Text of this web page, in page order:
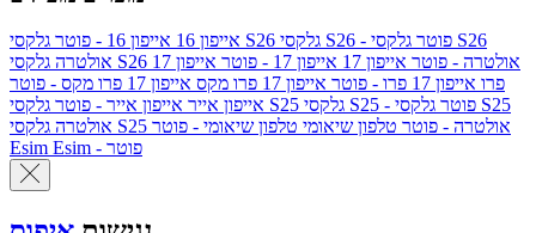
אייפון 16 אייפון 16 - פוטר גלקסי S26 גלקסי S26 - פוטר גלקסי S26
אולטרה
גלקסי S26 אולטרה - פוטר אייפון 17 אייפון 17 - פוטר
אייפון 17
פרו אייפון 17 פרו - פוטר אייפון 17 פרו מקס
אייפון 17 פרו מקס - פוטר
אייפון אייר אייפון אייר - פוטר גלקסי S25 גלקסי S25 - פוטר גלקסי S25
אולטרה
גלקסי S25 אולטרה - פוטר טלפון שיאומי טלפון שיאומי - פוטר
Esim
Esim - פוטר